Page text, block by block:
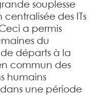
souplesse
des ITs
a permis
du
départs à la
commun des
humains
une période